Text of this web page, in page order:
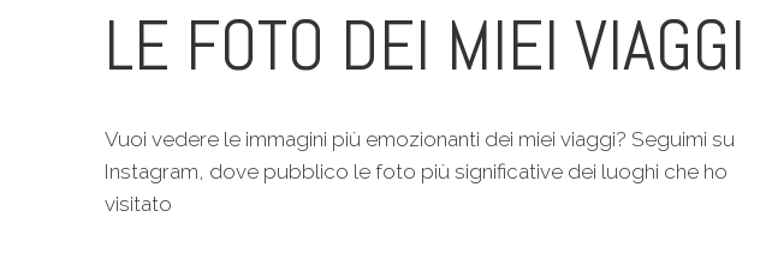
LE FOTO DEI MIEI VIAGGI
Vuoi vedere le immagini più emozionanti dei miei viaggi? Seguimi su
Instagram, dove pubblico le foto più significative dei luoghi che ho
visitato